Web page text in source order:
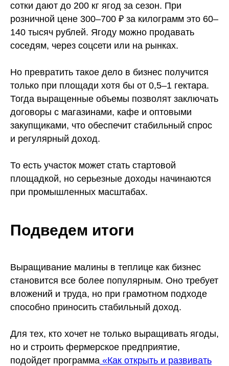
сотки дают до 200 кг ягод за сезон. При
розничной цене 300–700 ₽ за килограмм это 60–
140 тысяч рублей. Ягоду можно продавать
соседям, через соцсети или на рынках.
Но превратить такое дело в бизнес получится
только при площади хотя бы от 0,5–1 гектара.
Тогда выращенные объемы позволят заключать
договоры с магазинами, кафе и оптовыми
закупщиками, что обеспечит стабильный спрос
и регулярный доход.
То есть участок может стать стартовой
площадкой, но серьезные доходы начинаются
при промышленных масштабах.
Подведем итоги
Выращивание малины в теплице как бизнес
становится все более популярным. Оно требует
вложений и труда, но при грамотном подходе
способно приносить стабильный доход.
Для тех, кто хочет не только выращивать ягоды,
но и строить фермерское предприятие,
подойдет программа «Как открыть и развивать